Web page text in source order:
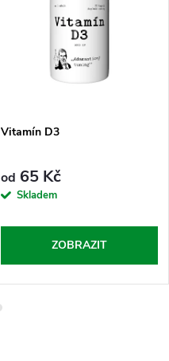
Vitamín D3
od 65 Kč
Skladem
ZOBRAZIT